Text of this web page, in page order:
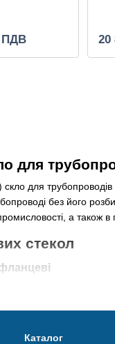
для
для
без його
а також в
стекол
ПДВ 20
Каталог